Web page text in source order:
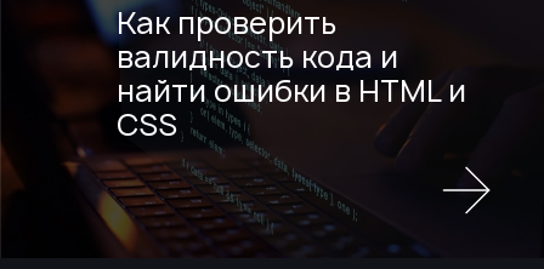
Как проверить
валидность кода и
найти ошибки в HTML и
CSS